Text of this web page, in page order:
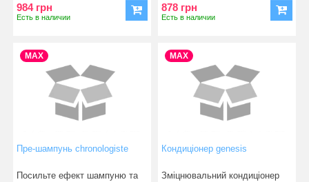
984 грн
Есть в наличии
878 грн
Есть в наличии
MAX
Пре-шампунь chronologiste
Посильте ефект шампуню та
MAX
Кондиціонер genesis
Зміцнювальний кондиціонер